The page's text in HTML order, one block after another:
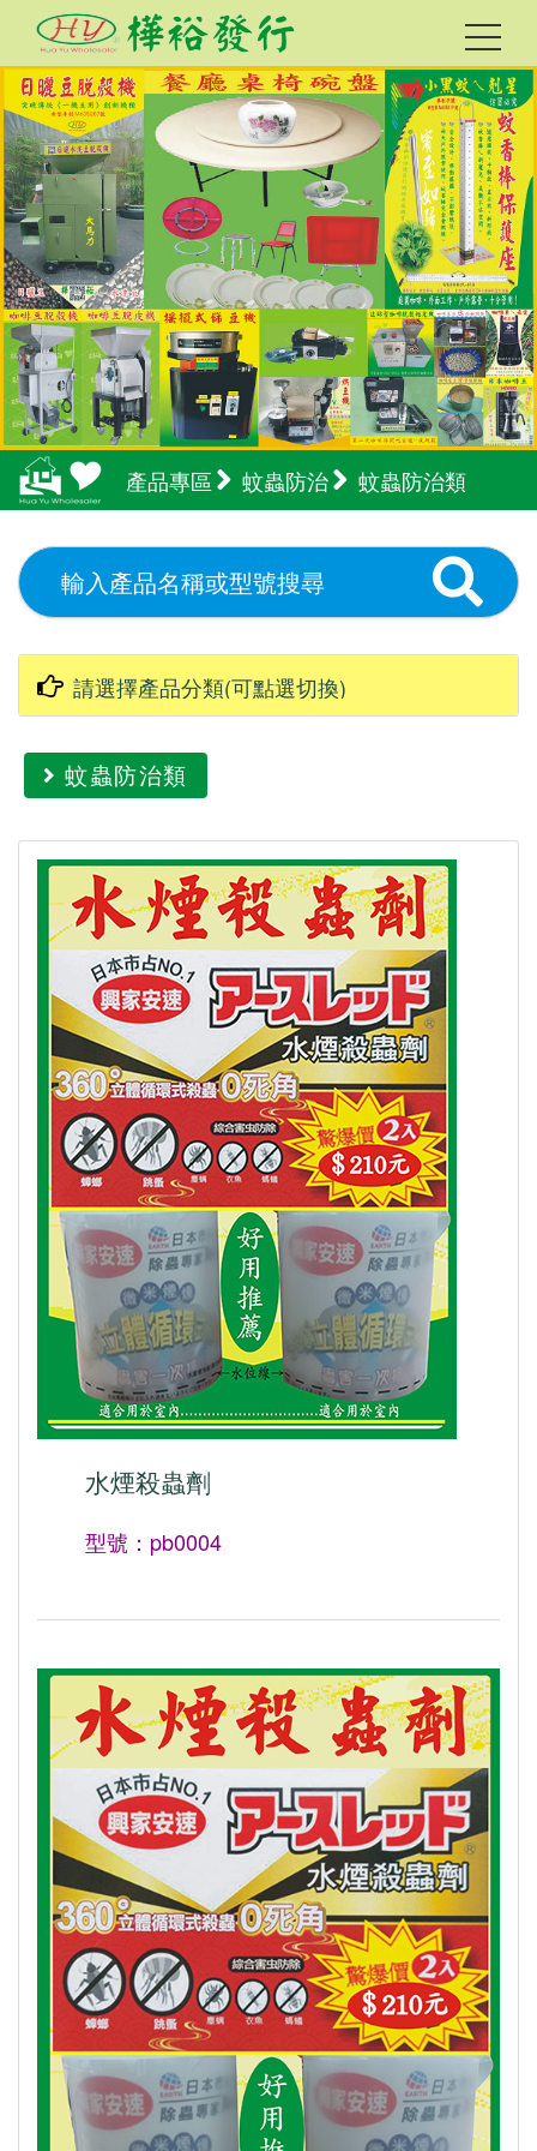
產品專區 蚊蟲防治 蚊蟲防治類
蚊蟲防治類
水煙殺蟲劑
型號：pb0004